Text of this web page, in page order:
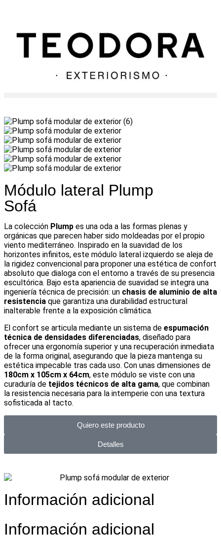
Módulo lateral Plump
Sofá
La colección Plump es una oda a las formas plenas y
orgánicas que parecen haber sido moldeadas por el propio
viento mediterráneo. Inspirado en la suavidad de los
horizontes infinitos, este módulo lateral izquierdo se aleja de
la rigidez convencional para proponer una estética de confort
absoluto que dialoga con el entorno a través de su presencia
escultórica. Bajo esta apariencia de suavidad se integra una
ingeniería técnica de precisión: un chasis de aluminio de alta
resistencia que garantiza una durabilidad estructural
inalterable frente a la exposición climática.
El confort se articula mediante un sistema de espumación
técnica de densidades diferenciadas, diseñado para
ofrecer una ergonomía superior y una recuperación inmediata
de la forma original, asegurando que la pieza mantenga su
estética impecable tras cada uso. Con unas dimensiones de
180cm x 105cm x 64cm, este módulo se viste con una
curaduría de tejidos técnicos de alta gama, que combinan
la resistencia necesaria para la intemperie con una textura
sofisticada al tacto.
Quiero este producto
Detalles
Información adicional
Información adicional